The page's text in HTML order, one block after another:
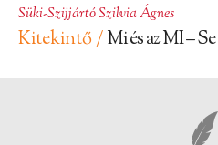
Süki-Szijjártó Szilvia Ágnes
Kitekintő /Mi és az MI –